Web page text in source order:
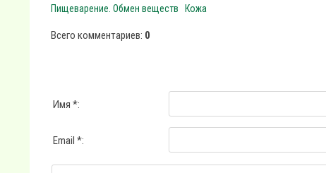
Пищеварение. Обмен веществ Кожа
Всего комментариев: 0
Имя *:
Email *: